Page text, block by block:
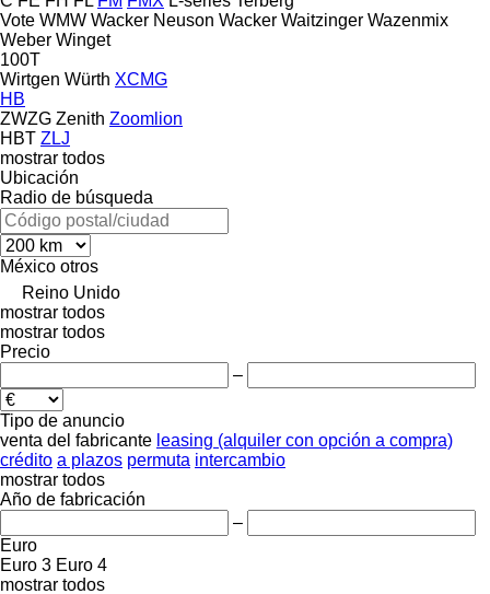
Vote WMW Wacker Neuson Wacker Waitzinger Wazenmix
Weber Winget
100T
Wirtgen Würth XCMG
HB
ZWZG Zenith Zoomlion
HBT ZLJ
mostrar todos
Ubicación
Radio de búsqueda
México otros
Reino Unido
mostrar todos
mostrar todos
Precio
–
Tipo de anuncio
venta del fabricante leasing (alquiler con opción a compra)
crédito a plazos permuta intercambio
mostrar todos
Año de fabricación
–
Euro
Euro 3 Euro 4
mostrar todos